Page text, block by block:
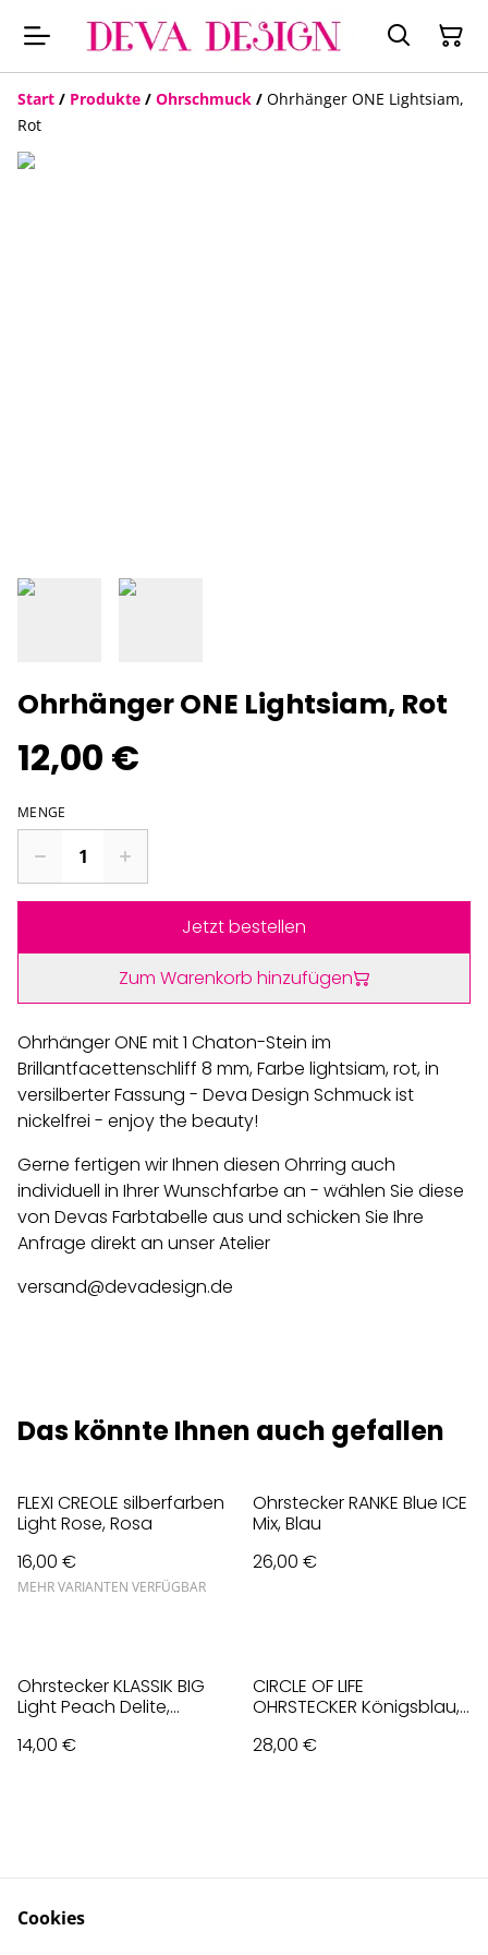
Start / Produkte / Ohrschmuck / Ohrhänger ONE Lightsiam,
Rot
Ohrhänger ONE Lightsiam, Rot
12,00 €
MENGE
Jetzt bestellen
Zum Warenkorb hinzufügen
Ohrhänger ONE mit 1 Chaton-Stein im
Brillantfacettenschliff 8 mm, Farbe lightsiam, rot, in
versilberter Fassung - Deva Design Schmuck ist
nickelfrei - enjoy the beauty!
Gerne fertigen wir Ihnen diesen Ohrring auch
individuell in Ihrer Wunschfarbe an - wählen Sie diese
von Devas Farbtabelle aus und schicken Sie Ihre
Anfrage direkt an unser Atelier
versand@devadesign.de
Das könnte Ihnen auch gefallen
FLEXI CREOLE silberfarben
Light Rose, Rosa
16,00 €
MEHR VARIANTEN VERFÜGBAR
Ohrstecker RANKE Blue ICE
Mix, Blau
26,00 €
Ohrstecker KLASSIK BIG
Light Peach Delite,
14,00 €
CIRCLE OF LIFE
OHRSTECKER Königsblau,
28,00 €
Cookies